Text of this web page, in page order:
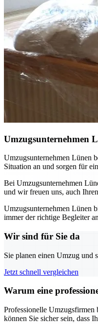
Umzugsunternehmen
Umzugsunternehmen Lünen
Situation an und sorgen für
Bei Umzugsunternehmen
und wir freuen uns, auch
Umzugsunternehmen Lünen
immer der richtige Begleiter
Wir sind für Sie da
Sie planen einen Umzug und
Jetzt schnell vergleichen
Warum eine
Professionelle Umzugsfirmen
können Sie sicher sein, dass